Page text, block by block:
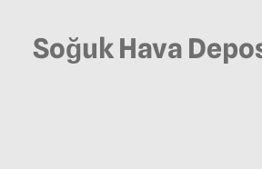
Soğuk Hava